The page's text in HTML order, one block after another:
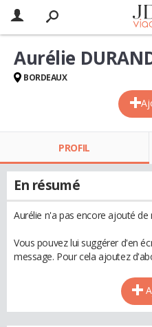
Aurélie
BORDEAUX
PROFIL
En résumé
Aurélie n'a pas encore ajouté
Vous pouvez lui suggérer d'en
message. Pour cela ajoutez